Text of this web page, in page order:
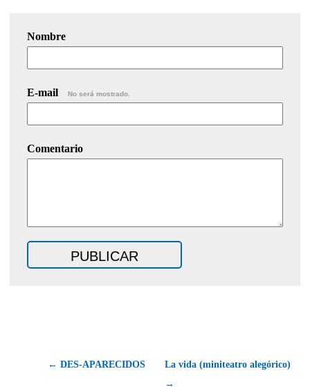
Nombre
E-mail No será mostrado.
Comentario
← DES-APARECIDOS
La vida (miniteatro alegórico)
→